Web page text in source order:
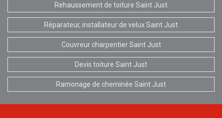
Rehaussement de toiture Saint Just
Réparateur, installateur de velux Saint Just
Couvreur charpentier Saint Just
Devis toiture Saint Just
Ramonage de cheminée Saint Just